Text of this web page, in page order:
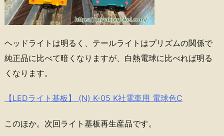
ヘッドライトは明るく、テールライトはプリズムの関係で
純正品に比べて暗くなりますが、白熱電球に比べれば明る
くなります。
【LEDライト基板】 (N) K-05 K社電車用 電球色C
このほか。次回ライト基板再生産品です。